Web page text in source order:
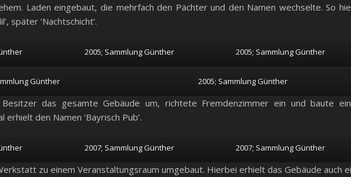
Laden eingebaut, die mehrfach den Pächter und den Namen wechselte. So
später ‘Nachtschicht’.
2005; Sammlung Günther 2005; Sammlung Günther
Günther 2005; Sammlung Günther
das gesamte Gebäude um, richtete Fremdenzimmer ein und baute
den Namen ‘Bayrisch Pub’.
2007; Sammlung Günther 2007; Sammlung Günther
zu einem Veranstaltungsraum umgebaut. Hierbei erhielt das Gebäude auch